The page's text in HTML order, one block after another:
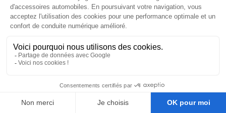
Pièces détachées BMW
Alimentation Carburant BMW
Boitier papillon BMW
Faisceau de câble pour réservoir avec pompe
d'aspiration BMW
Injecteur BMW
Pompe diesel BMW
Allumage / Préchauffage BMW